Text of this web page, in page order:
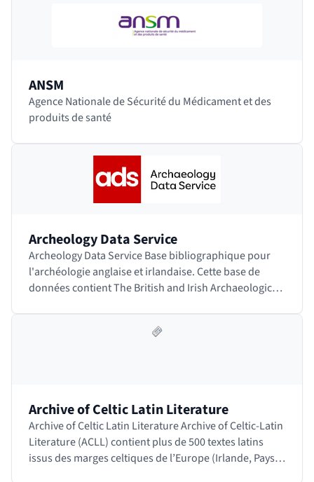
ANSM
Agence Nationale de Sécurité du Médicament et des
produits de santé
Archeology Data Service
Archeology Data Service Base bibliographique pour
l'archéologie anglaise et irlandaise. Cette base de
données contient The British and Irish Archaeological
Archive of Celtic Latin Literature
Archive of Celtic Latin Literature Archive of Celtic-Latin
Literature (ACLL) contient plus de 500 textes latins
issus des marges celtiques de l’Europe (Irlande, Pays